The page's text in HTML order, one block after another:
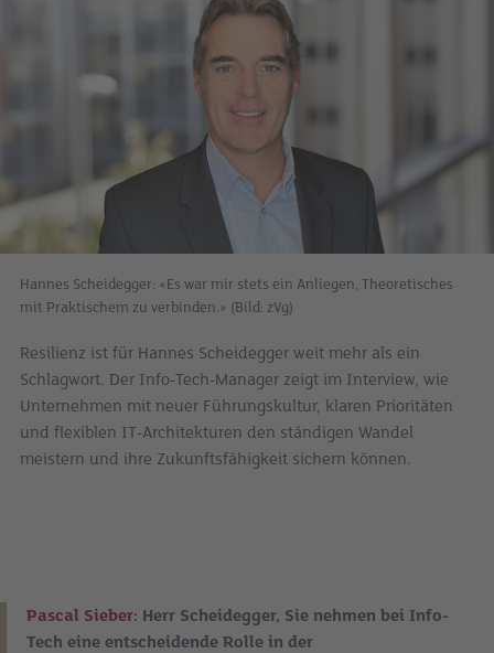
Hannes Scheidegger: «Es war mir stets ein Anliegen, Theoretisches
mit Praktischem zu verbinden.» (Bild: zVg)
Resilienz ist für Hannes Scheidegger weit mehr als ein
Schlagwort. Der Info-Tech-Manager zeigt im Interview, wie
Unternehmen mit neuer Führungskultur, klaren Prioritäten
und flexiblen IT-Architekturen den ständigen Wandel
meistern und ihre Zukunftsfähigkeit sichern können.
Pascal Sieber: Herr Scheidegger, Sie nehmen bei Info-
Tech eine entscheidende Rolle in der